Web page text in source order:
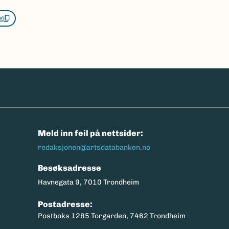
Meld inn feil på nettsider:
redaksjonen@artsdatabanken.no
Besøksadresse
Havnegata 9, 7010 Trondheim
Postadresse:
Postboks 1285 Torgarden, 7462 Trondheim